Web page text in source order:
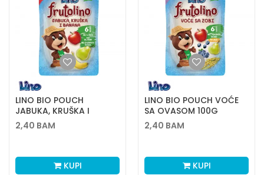
LINO BIO POUCH
JABUKA, KRUŠKA I
BANANA 100G
2,40 BAM
KUPI
LINO BIO POUCH VOĆE
SA OVASOM 100G
2,40 BAM
KUPI